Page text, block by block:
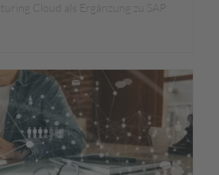
Cloud als Ergänzung zu SAP